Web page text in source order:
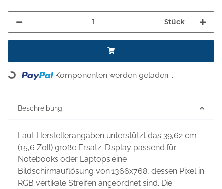
Stück
Loading... Komponenten werden geladen ...
Beschreibung
Laut Herstellerangaben unterstützt das 39,62 cm
(15,6 Zoll) große Ersatz-Display passend für
Notebooks oder Laptops eine
Bildschirmauflösung von 1366x768, dessen Pixel in
RGB vertikale Streifen angeordnet sind. Die